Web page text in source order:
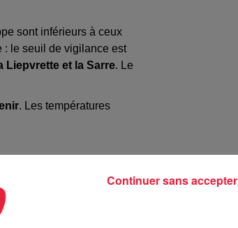
sont inférieurs à ceux
: le seuil de vigilance est
Liepvrette et la Sarre. Le
. Les températures
une consommation
ou par l’utilisation des
Continuer sans accepter